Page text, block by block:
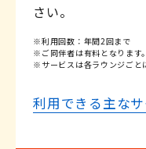
さい。
※利用回数：年間2回まで
※ご同伴者は有料となります。
※サービスは各ラウンジごと
利用できる主な